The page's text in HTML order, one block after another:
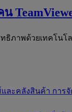
น
ธิภาพด้วยเทคโนโ
ละคลังสินค้า การ